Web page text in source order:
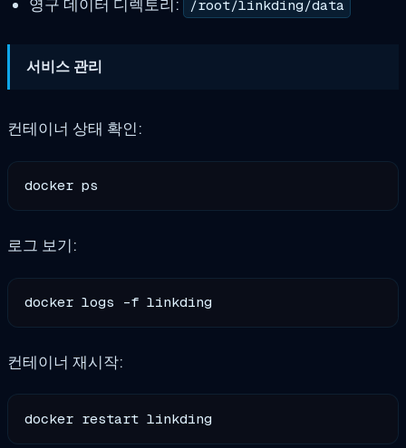
영구 데이터 디렉토리: /root/linkding/data
서비스 관리
컨테이너 상태 확인:
로그 보기:
컨테이너 재시작: